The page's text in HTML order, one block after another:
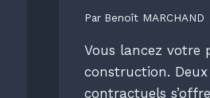
Par Benoît MARCHAND
Vous lancez votre
construction. Deux
contractuels